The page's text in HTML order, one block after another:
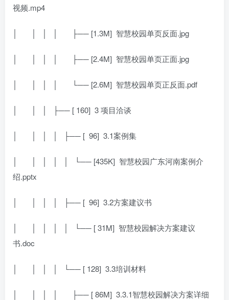
视频.mp4
│ │ │ │ ├── [1.3M] 智慧校园单页反面.jpg
│ │ │ │ ├── [2.4M] 智慧校园单页正面.jpg
│ │ │ │ └── [2.6M] 智慧校园单页正反面.pdf
│ │ │ ├── [ 160] 3 项目洽谈
│ │ │ │ ├── [ 96] 3.1案例集
│ │ │ │ │ └── [435K] 智慧校园广东河南案例介
绍.pptx
│ │ │ │ ├── [ 96] 3.2方案建议书
│ │ │ │ │ └── [ 31M] 智慧校园解决方案建议
书.doc
│ │ │ │ └── [ 128] 3.3培训材料
│ │ │ │ ├── [ 86M] 3.3.1智慧校园解决方案详细